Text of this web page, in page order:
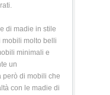
di madie in stile
mobili molto belli
minimali e
un
però di mobili che
con le madie di